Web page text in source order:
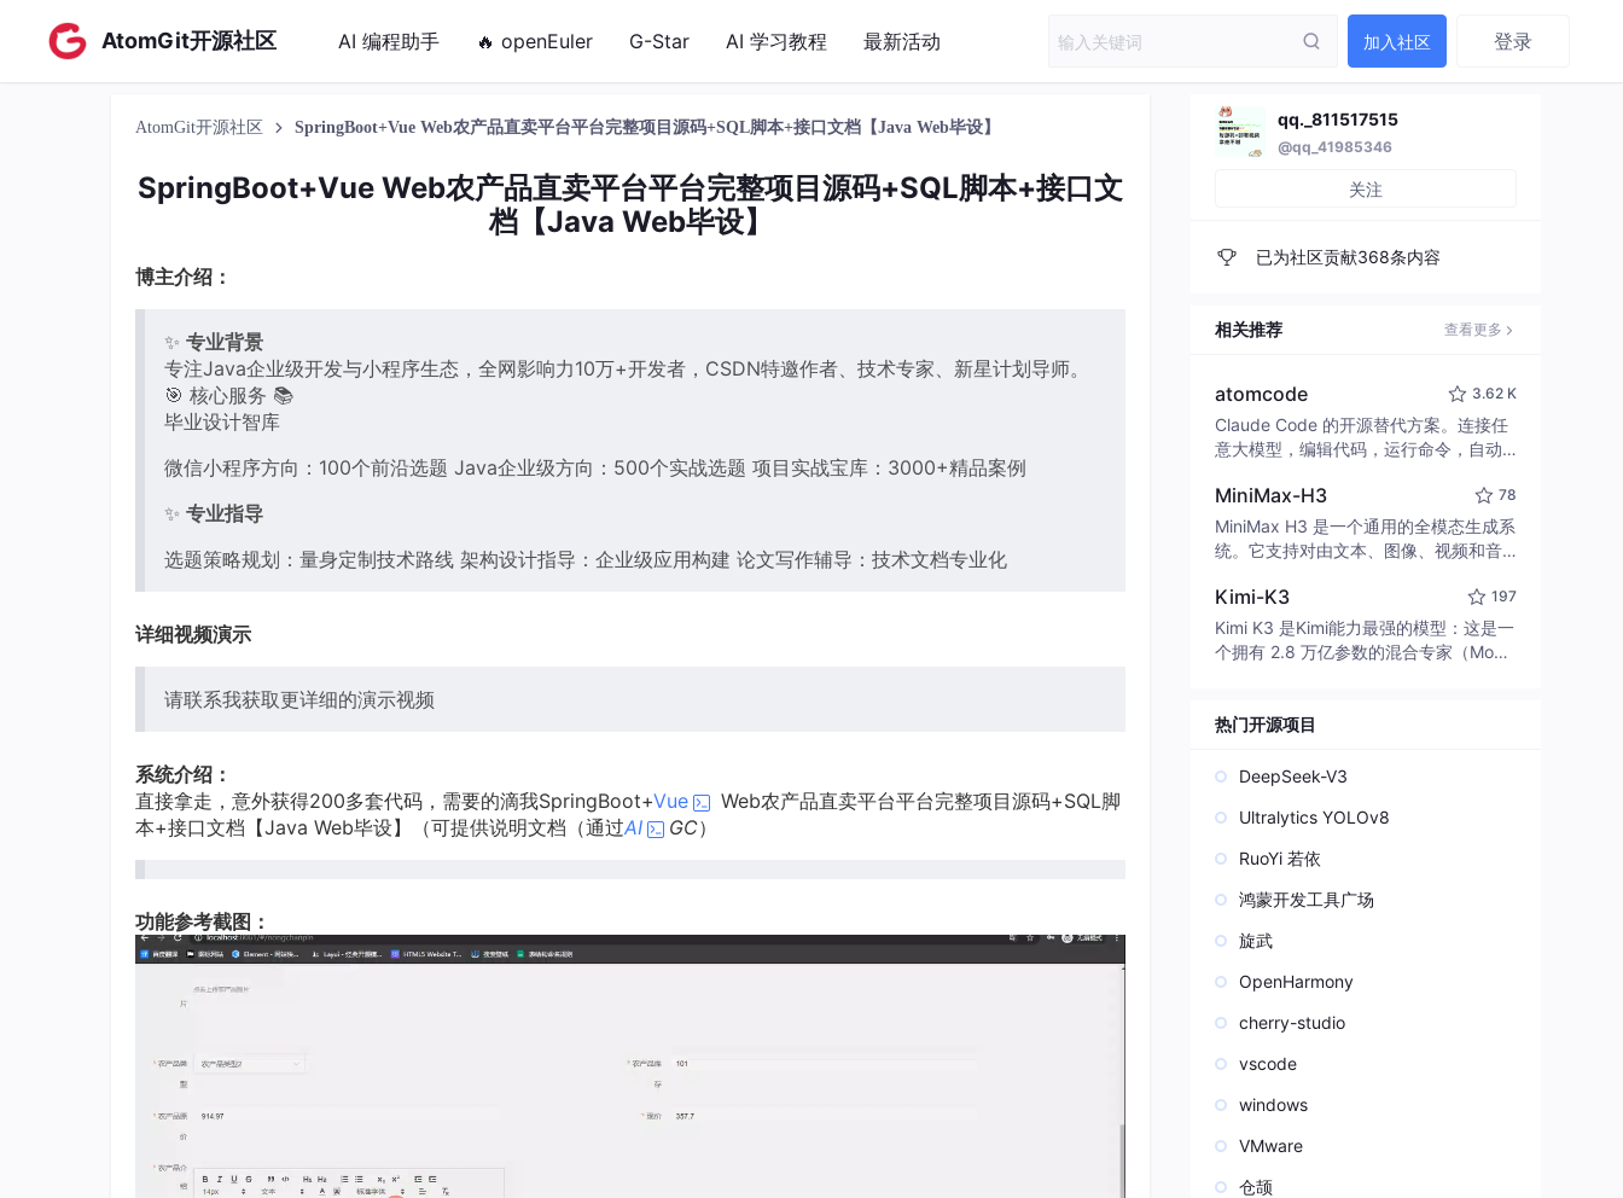
AtomGit开源社区 AI 编程助手 🔥 openEuler G-Star AI 学习教程 最新活动 加入社区 登录
AtomGit开源社区 SpringBoot+Vue Web农产品直卖平台平台完整项目源码+SQL脚本+接口文档【Java Web毕设】
SpringBoot+Vue Web农产品直卖平台平台完整项目源码+SQL脚本+接口文
档【Java Web毕设】
博主介绍：
✨ 专业背景
专注Java企业级开发与小程序生态，全网影响力10万+开发者，CSDN特邀作者、技术专家、新星计划导师。
🎯 核心服务 📚
毕业设计智库
微信小程序方向：100个前沿选题 Java企业级方向：500个实战选题 项目实战宝库：3000+精品案例
✨ 专业指导
选题策略规划：量身定制技术路线 架构设计指导：企业级应用构建 论文写作辅导：技术文档专业化
详细视频演示
请联系我获取更详细的演示视频
系统介绍：
直接拿走，意外获得200多套代码，需要的滴我SpringBoot+Vue
Web农产品直卖平台平台完整项目源码+SQL脚
本+接口文档【Java Web毕设】（可提供说明文档（通过AI GC）
功能参考截图：
qq._811517515
@qq_41985346
关注
已为社区贡献368条内容
相关推荐 查看更多
atomcode 3.62 K
Claude Code 的开源替代方案。连接任
意大模型，编辑代码，运行命令，自动
致性能。 ｜ An open-source alternativ
e to Claude Code. Connect any LLM,
edit code, run commands, and verify
MiniMax-H3 78
MiniMax H3 是一个通用的全模态生成系
统。它支持对由文本、图像、视频和音
并能生成分辨率高达 2K、时长可达 15
秒的带原生立体声音频的视频。得益于
面向任务泛化的系统设计，H3 在预训练
模态指令。
Kimi-K3 197
Kimi K3 是Kimi能力最强的模型：这是一
个拥有 2.8 万亿参数的混合专家（Mo
热门开源项目
DeepSeek-V3
Ultralytics YOLOv8
RuoYi 若依
鸿蒙开发工具广场
旋武
OpenHarmony
cherry-studio
vscode
windows
VMware
仓颉